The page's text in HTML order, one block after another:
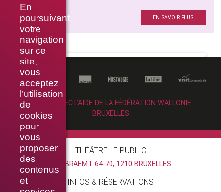
En
poursuivant
votre
navigation
sur ce
site,
vous
acceptez
l’utilisation
de
cookies
pour
vous
proposer
des
contenus
et
SKYLIGHT
Photos EN SAVOIR PLUS
RÉALISÉ AVEC L’AIDE DE LA FÉDÉRATION WALLONIE-
BRUXELLES
THÉÂTRE LE PUBLIC
RUE BRAEMT 64-70, 1210 BRUXELLES
INFOS & RÉSERVATIONS